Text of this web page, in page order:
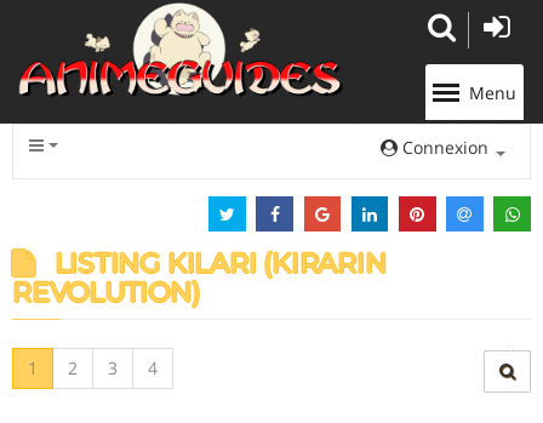
Menu
Connexion
LISTING KILARI (KIRARIN
REVOLUTION)
1 2 3 4
Panneau de gestion des cookies